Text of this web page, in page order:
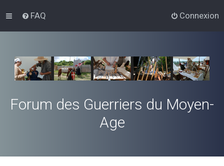
FAQ Connexion
Forum des Guerriers du Moyen-
Age